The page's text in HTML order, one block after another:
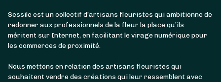
Sessile est un collectif d’artisans fleuristes qui ambitionne de
redonner aux professionnels de la fleur la place qu’ils
méritent sur Internet, en facilitant le virage numérique pour
les commerces de proximité.
Nous mettons en relation des artisans fleuristes qui
souhaitent vendre des créations qui leur ressemblent avec